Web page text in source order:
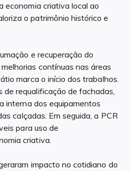
economia criativa local ao
o patrimônio histórico e
e recuperação do
contínuas nas áreas
marca o início dos trabalhos.
de requalificação de fachadas,
interna dos equipamentos
calçadas. Em seguida, a PCR
para uso de
criativa.
impacto no cotidiano do